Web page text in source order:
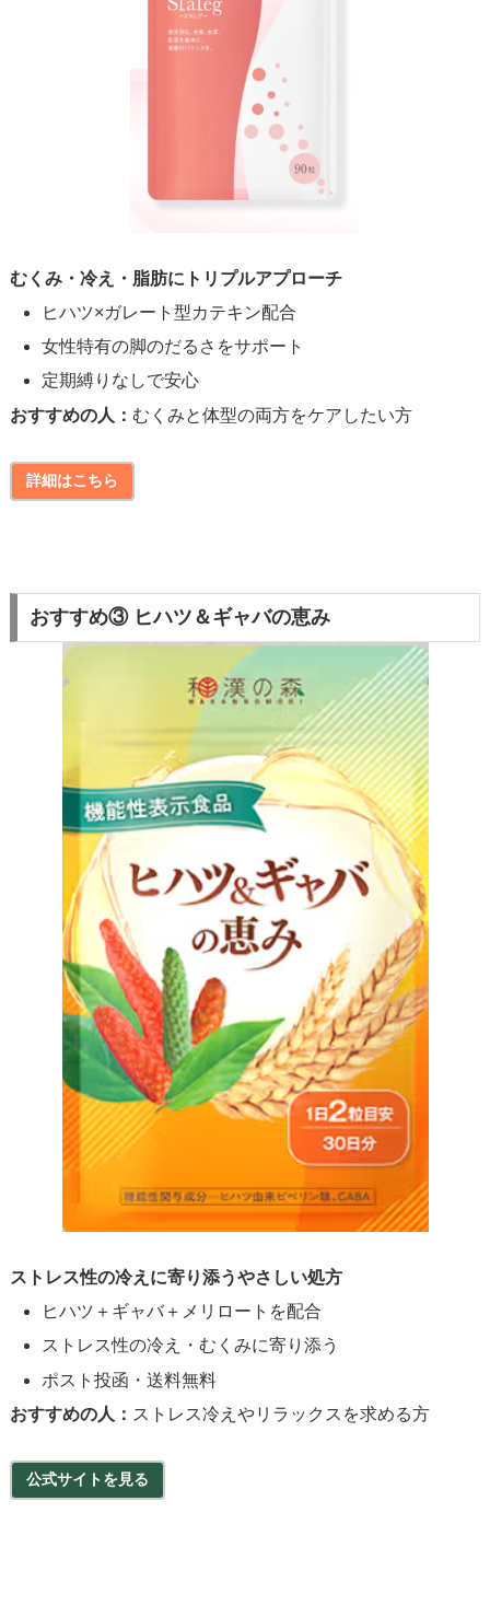
むくみ・冷え・脂肪にトリプルアプローチ
ヒハツ×ガレート型カテキン配合
女性特有の脚のだるさをサポート
定期縛りなしで安心
おすすめの人： むくみと体型の両方をケアしたい方
詳細はこちら
おすすめ③ ヒハツ＆ギャバの恵み
ストレス性の冷えに寄り添うやさしい処方
ヒハツ＋ギャバ＋メリロートを配合
ストレス性の冷え・むくみに寄り添う
ポスト投函・送料無料
おすすめの人： ストレス冷えやリラックスを求める方
公式サイトを見る